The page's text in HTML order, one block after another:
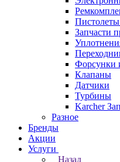
Запчасти
Форсунки
Клапаны
Датчики
Турбины
Karcher
Разное
Бренды
Акции
Услуги
Назад